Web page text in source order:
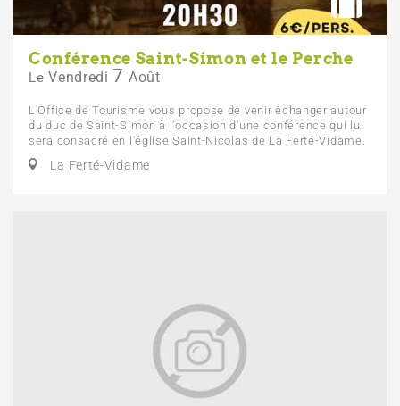
Conférence Saint-Simon et le Perche
Le Vendredi 7 Août
L'Office de Tourisme vous propose de venir échanger autour
du duc de Saint-Simon à l'occasion d'une conférence qui lui
sera consacré en l'église Saint-Nicolas de La Ferté-Vidame.
La Ferté-Vidame